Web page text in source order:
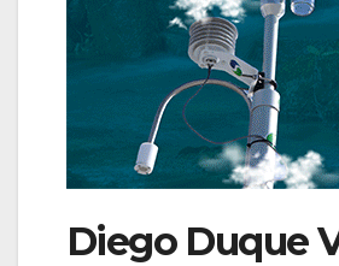
Diego Duque